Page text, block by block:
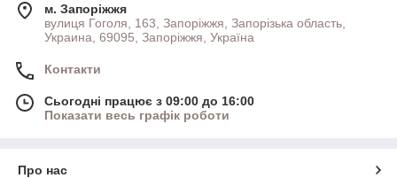
м. Запоріжжя
вулиця Гоголя, 163, Запоріжжя, Запорізька область,
Украина, 69095, Запоріжжя, Україна
Контакти
Сьогодні працює з 09:00 до 16:00
Показати весь графік роботи
Про нас